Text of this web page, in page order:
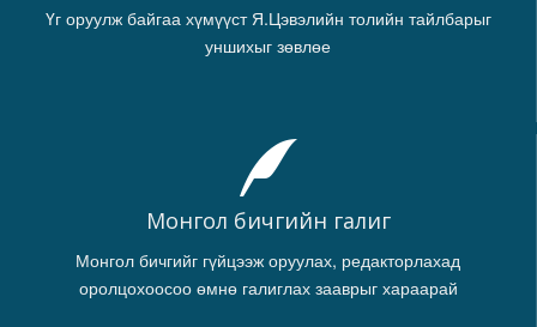
Үг оруулж байгаа хүмүүст Я.Цэвэлийн толийн тайлбарыг
уншихыг зөвлөе
Монгол бичгийн галиг
Монгол бичгийг гүйцээж оруулах, редакторлахад
оролцохоосоо өмнө галиглах зааврыг хараарай